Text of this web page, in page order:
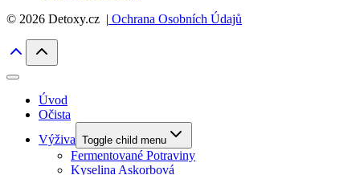
© 2026 Detoxy.cz | Ochrana Osobních Údajů
Úvod
Očista
Výživa Toggle child menu
Fermentované Potraviny
Kyselina Askorbová